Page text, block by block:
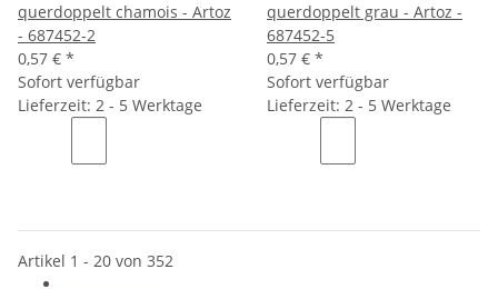
querdoppelt chamois - Artoz
- 687452-2
0,57 € *
Sofort verfügbar
Lieferzeit: 2 - 5 Werktage
querdoppelt grau - Artoz -
687452-5
0,57 € *
Sofort verfügbar
Lieferzeit: 2 - 5 Werktage
Artikel 1 - 20 von 352